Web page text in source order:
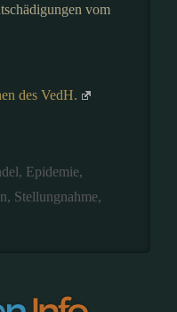
vom
des VedH.
, Epidemie,
, Stellungnahme,